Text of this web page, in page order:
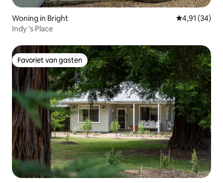
Woning in Bright Gemiddelde
4,91 (34)
Indy 's Place
Favoriet van gasten
Favoriet van gasten